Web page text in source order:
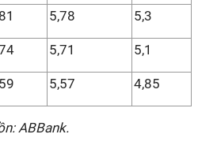
5,78 5,3
5,71 5,1
5,57 4,85
ABBank.